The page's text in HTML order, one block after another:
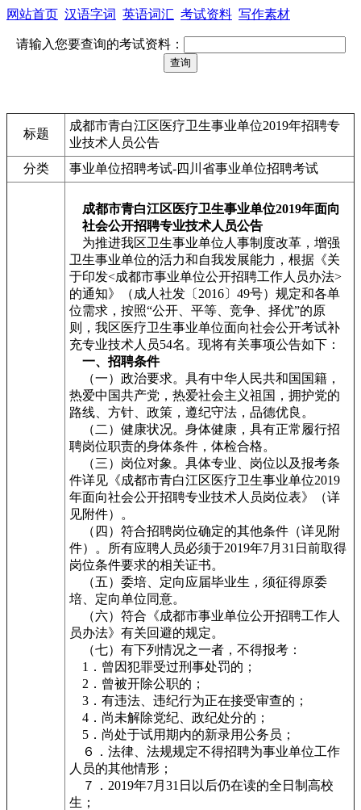
网站首页 汉语字词 英语词汇 考试资料 写作素材
请输入您要查询的考试资料：
标题
成都市青白江区医疗卫生事业单位2019年招聘专
业技术人员公告
分类
事业单位招聘考试-四川省事业单位招聘考试
成都市青白江区医疗卫生事业单位2019年面向
社会公开招聘专业技术人员公告
为推进我区卫生事业单位人事制度改革，增强
卫生事业单位的活力和自我发展能力，根据《关
于印发<成都市事业单位公开招聘工作人员办法>
的通知》（成人社发〔2016〕49号）规定和各单
位需求，按照“公开、平等、竞争、择优”的原
则，我区医疗卫生事业单位面向社会公开考试补
充专业技术人员54名。现将有关事项公告如下：
一、招聘条件
（一）政治要求。具有中华人民共和国国籍，
热爱中国共产党，热爱社会主义祖国，拥护党的
路线、方针、政策，遵纪守法，品德优良。
（二）健康状况。身体健康，具有正常履行招
聘岗位职责的身体条件，体检合格。
（三）岗位对象。具体专业、岗位以及报考条
件详见《成都市青白江区医疗卫生事业单位2019
年面向社会公开招聘专业技术人员岗位表》（详
见附件）。
（四）符合招聘岗位确定的其他条件（详见附
件）。所有应聘人员必须于2019年7月31日前取得
岗位条件要求的相关证书。
（五）委培、定向应届毕业生，须征得原委
培、定向单位同意。
（六）符合《成都市事业单位公开招聘工作人
员办法》有关回避的规定。
（七）有下列情况之一者，不得报考：
1．曾因犯罪受过刑事处罚的；
2．曾被开除公职的；
3．有违法、违纪行为正在接受审查的；
4．尚未解除党纪、政纪处分的；
5．尚处于试用期内的新录用公务员；
６．法律、法规规定不得招聘为事业单位工作
人员的其他情形；
７．2019年7月31日以后仍在读的全日制高校
生；